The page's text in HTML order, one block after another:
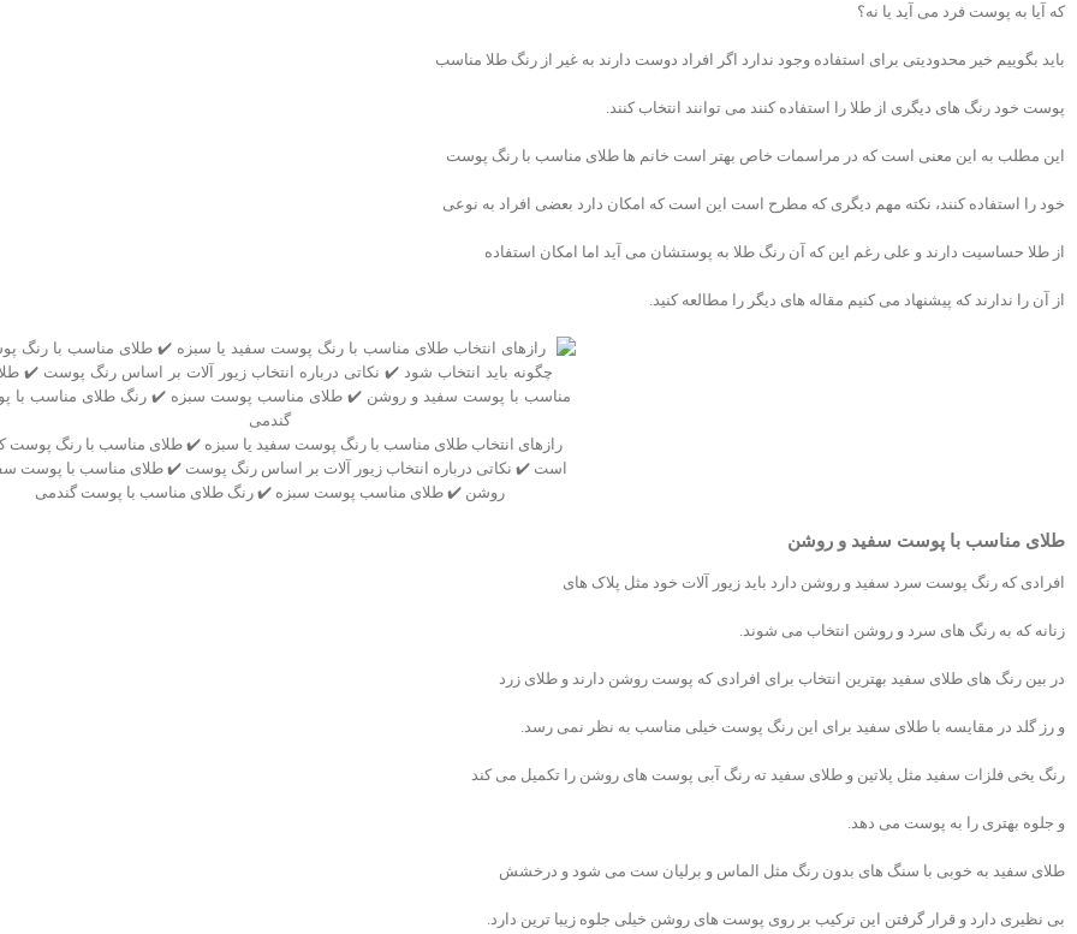
که آیا به پوست فرد می آید یا نه؟
باید بگوییم خیر محدودیتی برای استفاده وجود ندارد اگر افراد دوست دارند به غیر از رنگ طلا مناسب
پوست خود رنگ های دیگری از طلا را استفاده کنند می توانند انتخاب کنند.
این مطلب به این معنی است که در مراسمات خاص بهتر است خانم ها طلای مناسب با رنگ پوست
خود را استفاده کنند، نکته مهم دیگری که مطرح است این است که امکان دارد بعضی افراد به نوعی
از طلا حساسیت دارند و علی رغم این که آن رنگ طلا به پوستشان می آید اما امکان استفاده
از آن را ندارند که پیشنهاد می کنیم مقاله های دیگر را مطالعه کنید.
رازهای انتخاب طلای مناسب با رنگ پوست سفید یا سبزه ✔️ طلای مناسب با رنگ پوست
است ✔️ نکاتی درباره انتخاب زیور آلات بر اساس رنگ پوست ✔️ طلای مناسب با پوست
روشن ✔️ طلای مناسب پوست سبزه ✔️ رنگ طلای مناسب با پوست گندمی
طلای مناسب با پوست سفید و روشن
افرادی که رنگ پوست سرد سفید و روشن دارد باید زیور آلات خود مثل پلاک های
زنانه که به رنگ های سرد و روشن انتخاب می شوند.
در بین رنگ های طلای سفید بهترین انتخاب برای افرادی که پوست روشن دارند و طلای زرد
و رز گلد در مقایسه با طلای سفید برای این رنگ پوست خیلی مناسب به نظر نمی رسد.
رنگ یخی فلزات سفید مثل پلاتین و طلای سفید ته رنگ آبی پوست های روشن را تکمیل می کند
و جلوه بهتری را به پوست می دهد.
طلای سفید به خوبی با سنگ های بدون رنگ مثل الماس و برلیان ست می شود و درخشش
بی نظیری دارد و قرار گرفتن این ترکیب بر روی پوست های روشن خیلی جلوه زیبا ترین دارد.